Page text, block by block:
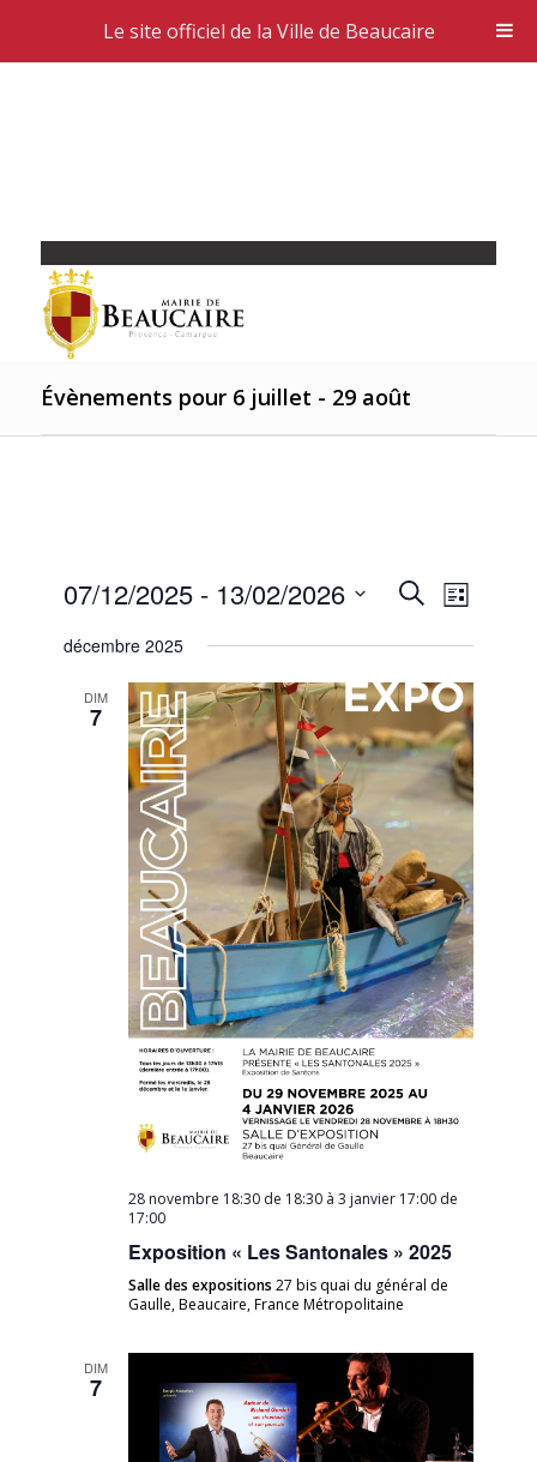
Évènements pour 6 juillet - 29 août
de
vues
Recherche
de
vues
Liste
07/12/2025 - 13/02/2026
une
décembre 2025
DIM
7
28 novembre 18:30 de 18:30 à3 janvier 17:00 de
17:00
Exposition « Les Santonales » 2025
Salle des expositions27 bis quai du général de
Gaulle, Beaucaire, France Métropolitaine
DIM
7
Le site officiel de la Ville de Beaucaire